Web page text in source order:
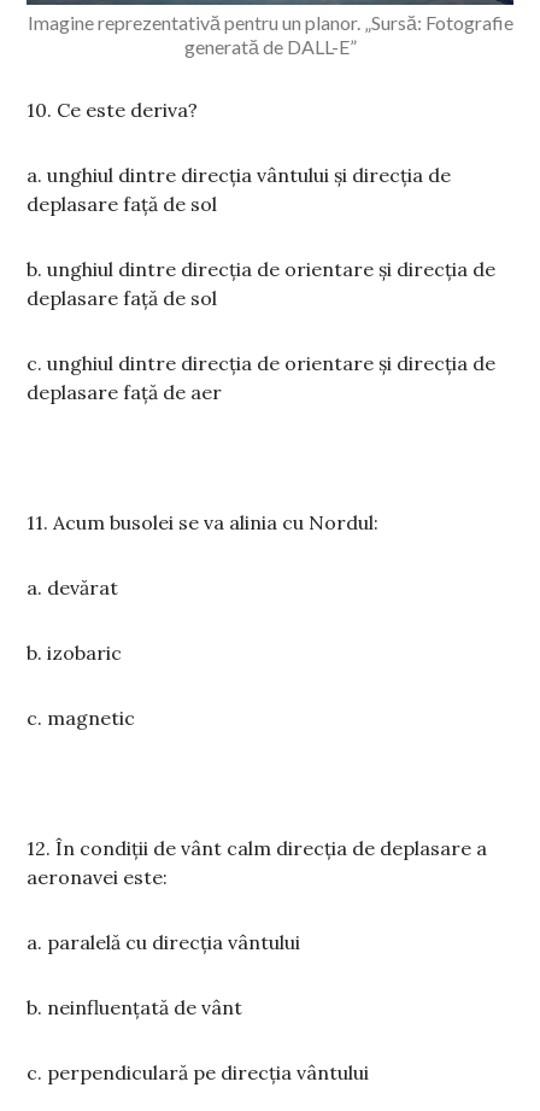
Imagine reprezentativă pentru un planor. „Sursă: Fotografie
generată de DALL-E”
10. Ce este deriva?
a. unghiul dintre direcția vântului și direcția de
deplasare față de sol
b. unghiul dintre direcția de orientare și direcția de
deplasare față de sol
c. unghiul dintre direcția de orientare și direcția de
deplasare față de aer
11. Acum busolei se va alinia cu Nordul:
a. devărat
b. izobaric
c. magnetic
12. În condiții de vânt calm direcția de deplasare a
aeronavei este:
a. paralelă cu direcția vântului
b. neinfluențată de vânt
c. perpendiculară pe direcția vântului